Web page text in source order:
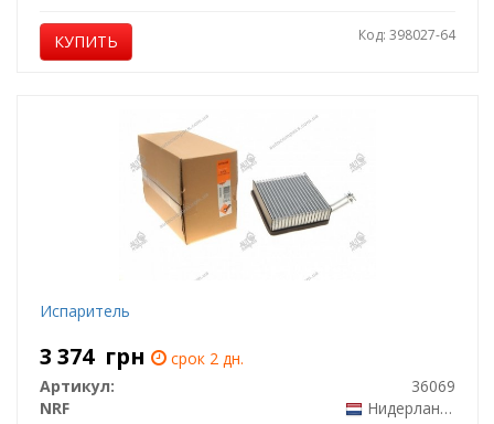
КУПИТЬ Код: 398027-64
Испаритель
3 374 грн
срок 2 дн.
Артикул:
36069
NRF
Нидерланды